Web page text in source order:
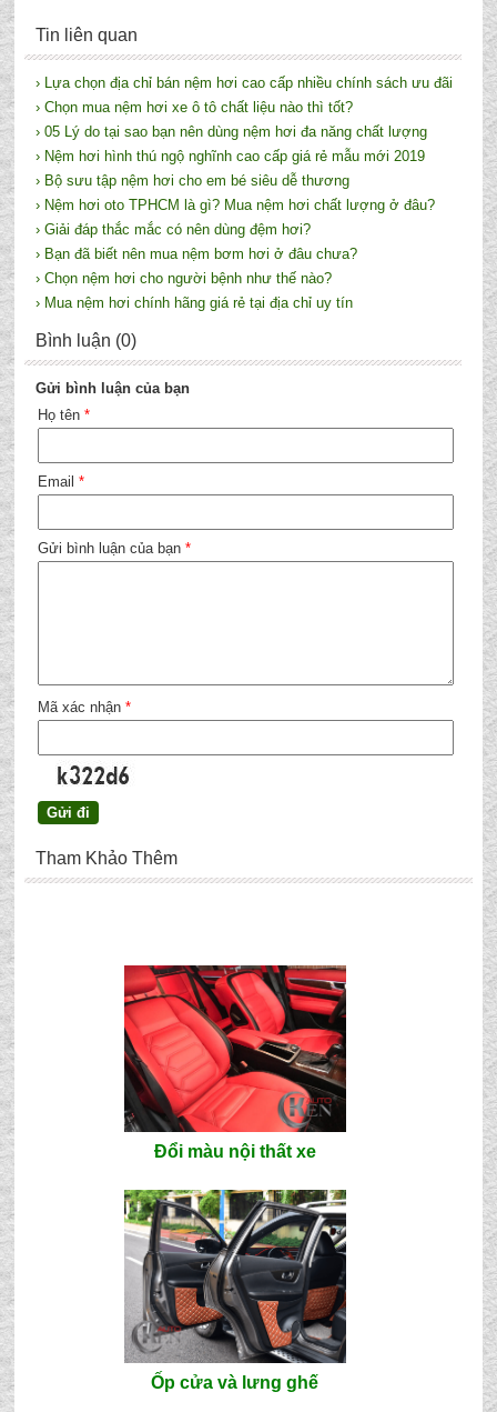
Tin liên quan
› Lựa chọn địa chỉ bán nệm hơi cao cấp nhiều chính sách ưu đãi
› Chọn mua nệm hơi xe ô tô chất liệu nào thì tốt?
› 05 Lý do tại sao bạn nên dùng nệm hơi đa năng chất lượng
› Nệm hơi hình thú ngộ nghĩnh cao cấp giá rẻ mẫu mới 2019
› Bộ sưu tập nệm hơi cho em bé siêu dễ thương
› Nệm hơi oto TPHCM là gì? Mua nệm hơi chất lượng ở đâu?
› Giải đáp thắc mắc có nên dùng đệm hơi?
› Bạn đã biết nên mua nệm bơm hơi ở đâu chưa?
› Chọn nệm hơi cho người bệnh như thế nào?
› Mua nệm hơi chính hãng giá rẻ tại địa chỉ uy tín
Bình luận (0)
Gửi bình luận của bạn
Họ tên *
Email *
Gửi bình luận của bạn *
Mã xác nhận *
Tham Khảo Thêm
Đổi màu nội thất xe
Ốp cửa và lưng ghế